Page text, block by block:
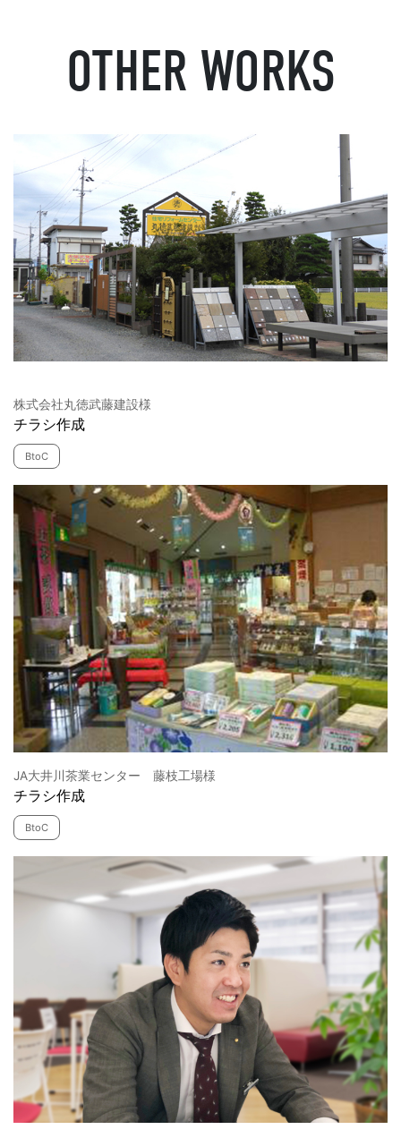
OTHER WORKS
株式会社丸徳武藤建設様
チラシ作成
BtoC
JA大井川茶業センター 藤枝工場様
チラシ作成
BtoC